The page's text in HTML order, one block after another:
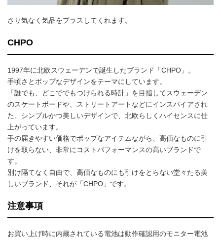
さり気なく気品をプラスしてくれます。
CHPO
1997年に北欧スウェーデンで誕生したブランド「CHPO」。
手頃さとポップなデザインをテーマにしています。
「誰でも、どこででもつけられる時計」を目指してスウェーデン
のスケートボードや、ストリートアートなどにインスパイアされ
た、シンプルかつ美しいデザインで、北欧らしくハイセンスに仕
上がっています。
手の届きやすい価格でポップなアイテムながら、高価なものに引
けを取らない、非常にコストパフォーマンスの高いブランドで
す。
別け隔てなく自由で、高価なものにも引けをとらない堂々たる美
しいブランド、それが「CHPO」です。
注意事項
お買い上げ時に内蔵されている電池は動作確認用のモニター電池